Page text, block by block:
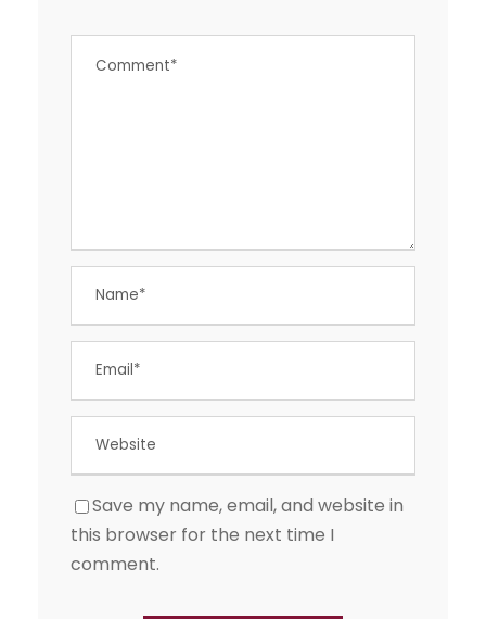
Save my name, email, and website in
this browser for the next time I
comment.